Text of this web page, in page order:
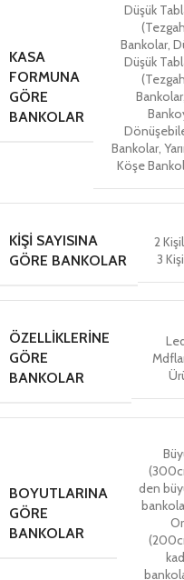
KASA
FORMUNA
GÖRE
BANKOLAR
Düşük
Bankolar,
Düşük
Bankolar,
Bankolar,
Köşe
KIŞI SAYISINA
GÖRE BANKOLAR
2
3
ÖZELLIKLERINE
GÖRE
BANKOLAR
BOYUTLARINA
GÖRE
BANKOLAR
den